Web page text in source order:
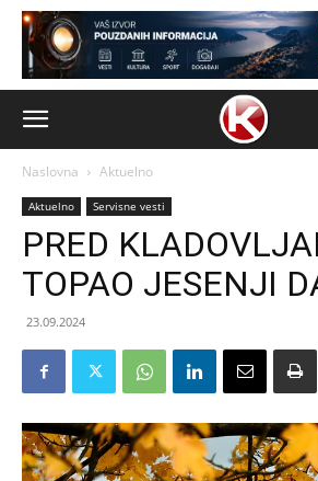
Naslovna Aktuelno
Aktuelno Servisne vesti
PRED
TOPAO JESENJI
23.09.2024